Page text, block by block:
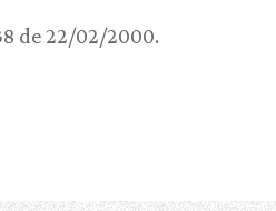
de 22/02/2000.